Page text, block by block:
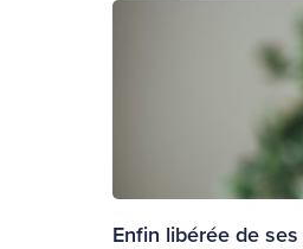
Enfin libérée de